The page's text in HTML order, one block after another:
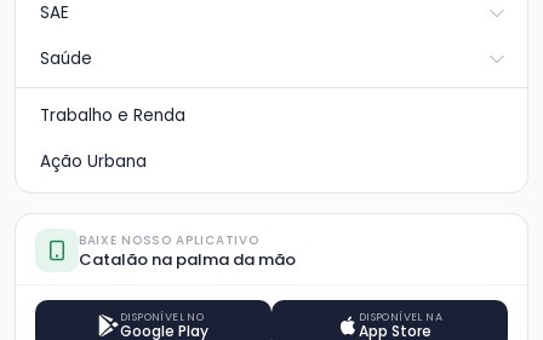
SAE
Saúde
Trabalho e Renda
Ação Urbana
BAIXE NOSSO APLICATIVO
Catalão na palma da mão
DISPONÍVEL NO
Google Play
DISPONÍVEL NA
App Store